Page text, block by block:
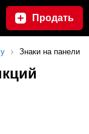
Продать
Знаки на панели